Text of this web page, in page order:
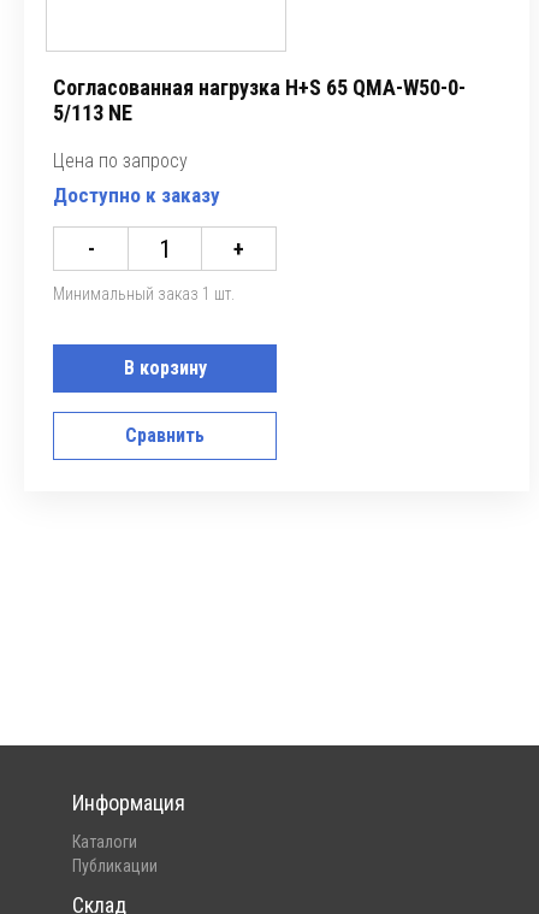
Согласованная нагрузка H+S 65 QMA-W50-0-
5/113 NE
Цена по запросу
Доступно к заказу
- +
Минимальный заказ 1 шт.
В корзину
Сравнить
Информация
Каталоги
Публикации
Склад